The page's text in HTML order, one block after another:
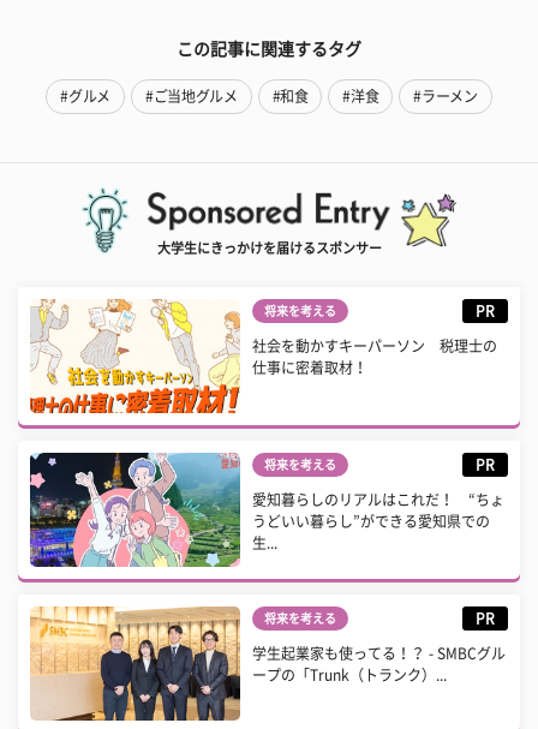
この記事に関連するタグ
#グルメ #ご当地グルメ #和食 #洋食 #ラーメン
大学生にきっかけを届けるスポンサー
将来を考える PR
社会を動かすキーパーソン 税理士の
仕事に密着取材！
将来を考える PR
愛知暮らしのリアルはこれだ！ “ちょ
うどいい暮らし”ができる愛知県での
生...
将来を考える PR
学生起業家も使ってる！？ - SMBCグル
ープの「Trunk（トランク）...